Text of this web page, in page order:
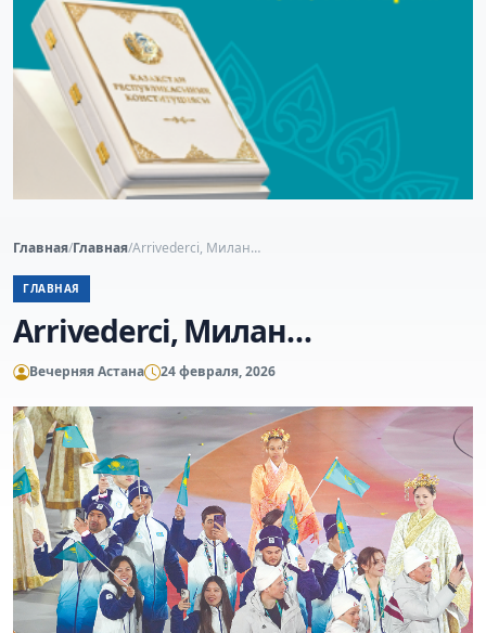
Главная/Главная/Arrivederci, Милан…
ГЛАВНАЯ
Arrivederci, Милан…
Вечерняя Астана 24 февраля, 2026